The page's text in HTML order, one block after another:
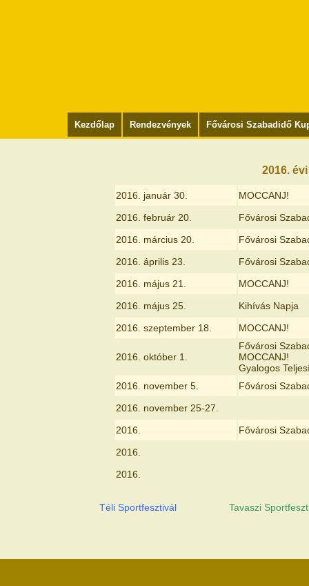
Kezdőlap Rendezvények Fővárosi Szabadidő
2016.
2016. január 30.
MOCCANJ!
2016. február 20.
Fővárosi
2016. március 20.
Fővárosi
2016. április 23.
Fővárosi
2016. május 21.
MOCCANJ!
2016. május 25.
Kihívás Napja
2016. szeptember 18.
MOCCANJ!
2016. október 1.
Fővárosi
MOCCANJ!
Gyalogos
2016. november 5.
Fővárosi
2016. november 25-27.
2016.
Fővárosi
2016.
2016.
Téli Sportfesztivál Tavaszi